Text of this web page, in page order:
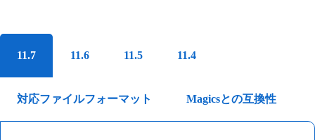
11.7 11.6 11.5 11.4
対応ファイルフォーマット Magicsとの互換性